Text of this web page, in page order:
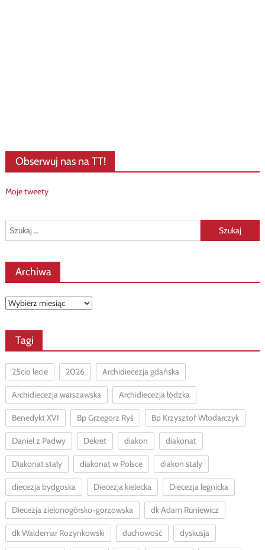
Obserwuj nas na TT!
Moje tweety
Szukaj:
Archiwa
Archiwa
Tagi
25cio lecie 2026 Archidiecezja gdańska
Archidiecezja warszawska Archidiecezja łódzka
Benedykt XVI Bp Grzegorz Ryś Bp Krzysztof Włodarczyk
Daniel z Padwy Dekret diakon diakonat
Diakonat stały diakonat w Polsce diakon stały
diecezja bydgoska Diecezja kielecka Diecezja legnicka
Diecezja zielonogórsko-gorzowska dk Adam Runiewicz
dk Waldemar Rozynkowski duchowość dyskusja